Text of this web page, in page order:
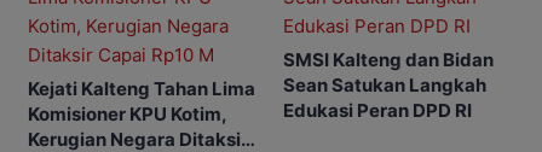
Kejati Kalteng Tahan Lima
Komisioner KPU Kotim,
Kerugian Negara Ditaksir
SMSI Kalteng dan Bidan
Sean Satukan Langkah
Edukasi Peran DPD RI